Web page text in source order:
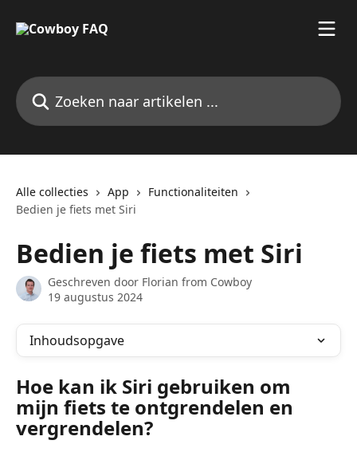
Zoeken naar artikelen ...
Alle collecties App
Functionaliteiten
Bedien je fiets met Siri
Bedien je fiets met Siri
Geschreven door Florian from Cowboy
19 augustus 2024
Inhoudsopgave
Hoe kan ik Siri gebruiken om
mijn fiets te ontgrendelen en
vergrendelen?